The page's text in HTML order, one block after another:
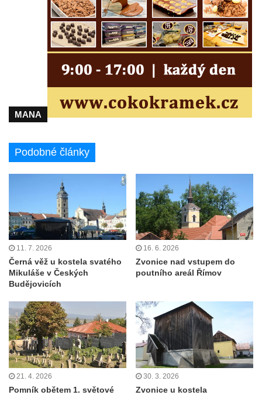
MANA
Podobné články
11. 7. 2026
Černá věž u kostela svatého
Mikuláše v Českých
Budějovicích
16. 6. 2026
Zvonice nad vstupem do
poutního areál Římov
21. 4. 2026
Pomník obětem 1. světové
30. 3. 2026
Zvonice u kostela